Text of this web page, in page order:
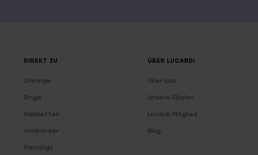
DIREKT ZU
Ohrringe
Ringe
Halsketten
Armbänder
Piercings
ÜBER LUCARDI
Über uns
Unsere Filialen
Lucardi Mitglied
Blog